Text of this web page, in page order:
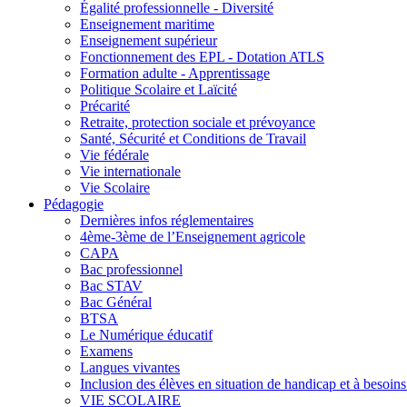
Égalité professionnelle - Diversité
Enseignement maritime
Enseignement supérieur
Fonctionnement des EPL - Dotation ATLS
Formation adulte - Apprentissage
Politique Scolaire et Laïcité
Précarité
Retraite, protection sociale et prévoyance
Santé, Sécurité et Conditions de Travail
Vie fédérale
Vie internationale
Vie Scolaire
Pédagogie
Dernières infos réglementaires
4ème-3ème de l’Enseignement agricole
CAPA
Bac professionnel
Bac STAV
Bac Général
BTSA
Le Numérique éducatif
Examens
Langues vivantes
Inclusion des élèves en situation de handicap et à
VIE SCOLAIRE